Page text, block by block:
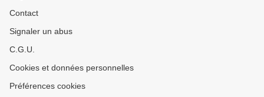
Contact
Signaler un abus
C.G.U.
Cookies et données personnelles
Préférences cookies